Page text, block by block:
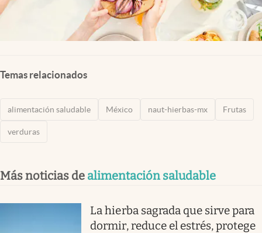
Temas relacionados
alimentación saludable México naut-hierbas-mx Frutas
verduras
Más noticias de alimentación saludable
La hierba sagrada que sirve para
dormir, reduce el estrés, protege